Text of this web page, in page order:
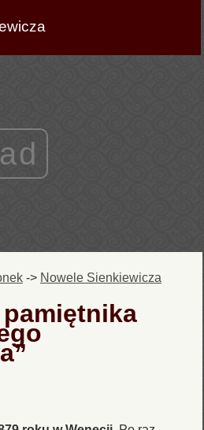
ad
-> Nowele Sienkiewicza
pamiętnika